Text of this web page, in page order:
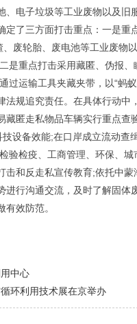
、电子垃圾等工业废物以及旧
定了三方面打击重点：一是重
废轮胎、废电池等工业废物
是重点打击采用藏匿、伪报
过运输工具夹藏夹带，以“蚂
法规追究责任。在具体行动中
匿走私物品车辆实行重点查
设备效能;在口岸成立流动查
验检疫、工商管理、环保、
击和反走私宣传教育;依托中
进行沟通交流，及时了解固体
效防范。
中心
环利用技术展在京举办